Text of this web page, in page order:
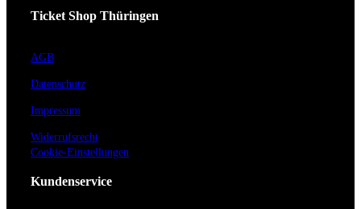
Ticket Shop Thüringen
AGB
Datenschutz
Impressum
Widerrufsrecht
Cookie-Einstellungen
Kundenservice